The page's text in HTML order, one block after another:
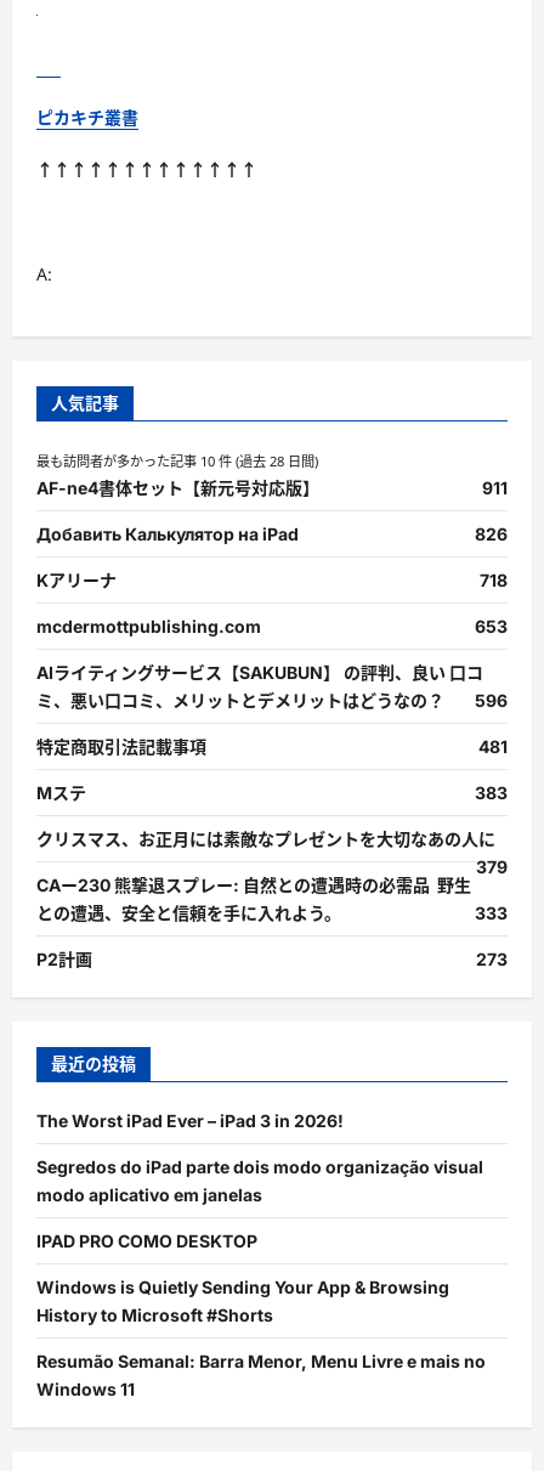
ピカキチ叢書
↑↑↑↑↑↑↑↑↑↑↑↑↑
A:
人気記事
最も訪問者が多かった記事 10 件 (過去 28 日間)
AF-ne4書体セット【新元号対応版】 911
Добавить Калькулятор на iPad 826
Kアリーナ 718
mcdermottpublishing.com 653
AIライティングサービス【SAKUBUN】 の評判、良い 口コ
ミ、悪い口コミ、メリットとデメリットはどうなの？
596
特定商取引法記載事項 481
Mステ 383
クリスマス、お正月には素敵なプレゼントを大切なあの人に
379
CAー230 熊撃退スプレー: 自然との遭遇時の必需品 野生
との遭遇、安全と信頼を手に入れよう。
333
P2計画 273
最近の投稿
The Worst iPad Ever – iPad 3 in 2026!
Segredos do iPad parte dois modo organização visual
modo aplicativo em janelas
IPAD PRO COMO DESKTOP
Windows is Quietly Sending Your App & Browsing
History to Microsoft #Shorts
Resumão Semanal: Barra Menor, Menu Livre e mais no
Windows 11